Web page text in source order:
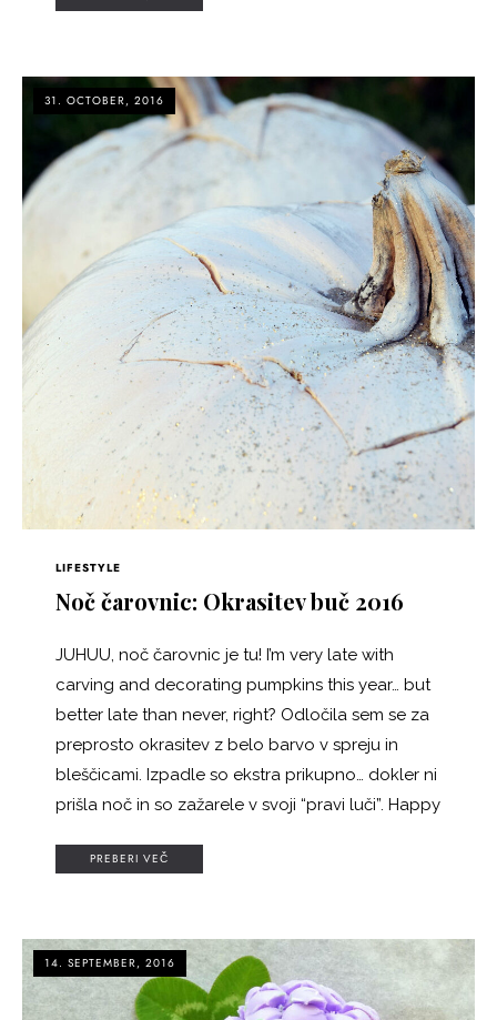
31. OCTOBER, 2016
LIFESTYLE
Noč čarovnic: Okrasitev buč 2016
JUHUU, noč čarovnic je tu! I’m very late with
carving and decorating pumpkins this year… but
better late than never, right? Odločila sem se za
preprosto okrasitev z belo barvo v spreju in
bleščicami. Izpadle so ekstra prikupno… dokler ni
prišla noč in so zažarele v svoji “pravi luči”. Happy
PREBERI VEČ
14. SEPTEMBER, 2016